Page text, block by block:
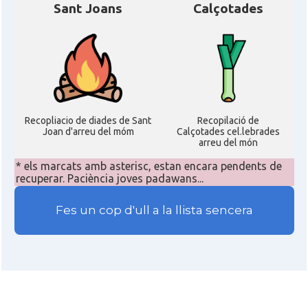
Sant Joans
Recopliacio de diades de Sant
Joan d'arreu del móm
Calçotades
Recopilació de
Calçotades cel.lebrades
arreu del món
* els marcats amb asterisc, estan encara pendents de
recuperar. Paciència joves padawans...
Fes un cop d'ull a la llista sencera